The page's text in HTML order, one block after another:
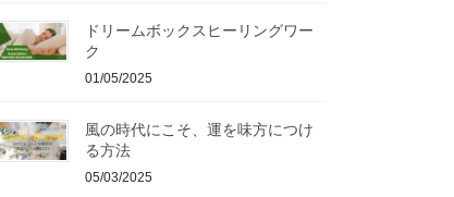
ドリームボックスヒーリングワー
ク
01/05/2025
風の時代にこそ、運を味方につけ
る方法
05/03/2025